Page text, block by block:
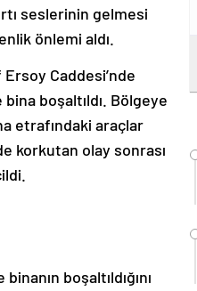
seslerinin gelmesi
önlemi aldı.
Caddesi’nde
boşaltıldı. Bölgeye
etrafındaki araçlar
korkutan olay sonrası
boşaltıldığını